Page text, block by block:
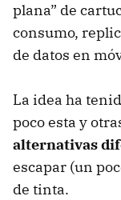
plana” de
consumo,
de datos en
La idea ha
poco esta y
alternativas
escapar (un
de tinta.